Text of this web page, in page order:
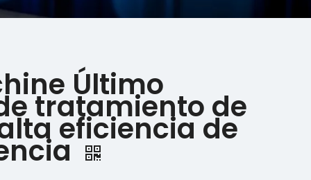
Último
tratamiento de
eficiencia de